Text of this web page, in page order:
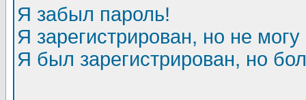
Я забыл пароль!
Я зарегистрирован, но не могу
Я был зарегистрирован, но